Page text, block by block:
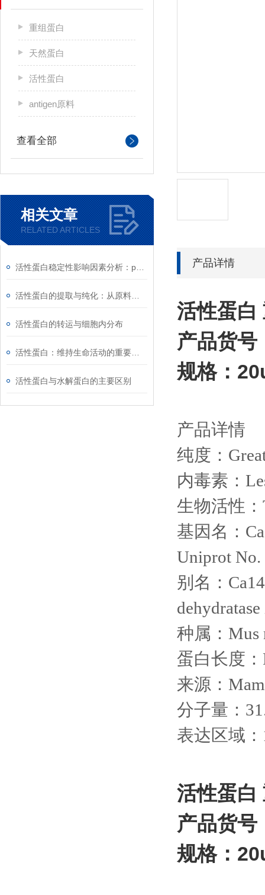
重组蛋白
天然蛋白
活性蛋白
antigen原料
查看全部
相关文章
RELATED ARTICLES
活性蛋白的转运与细胞内分布
活性蛋白与水解蛋白的主要区别
产品详情
活性蛋白
产品货
规格：
产品详情
纯度：
内毒素：
生物活性：
基因名：
Uniprot No.
别名：
种属： Mus
蛋白长度：
来源：
分子量：
表达区域：
活性蛋白
产品货
规格：